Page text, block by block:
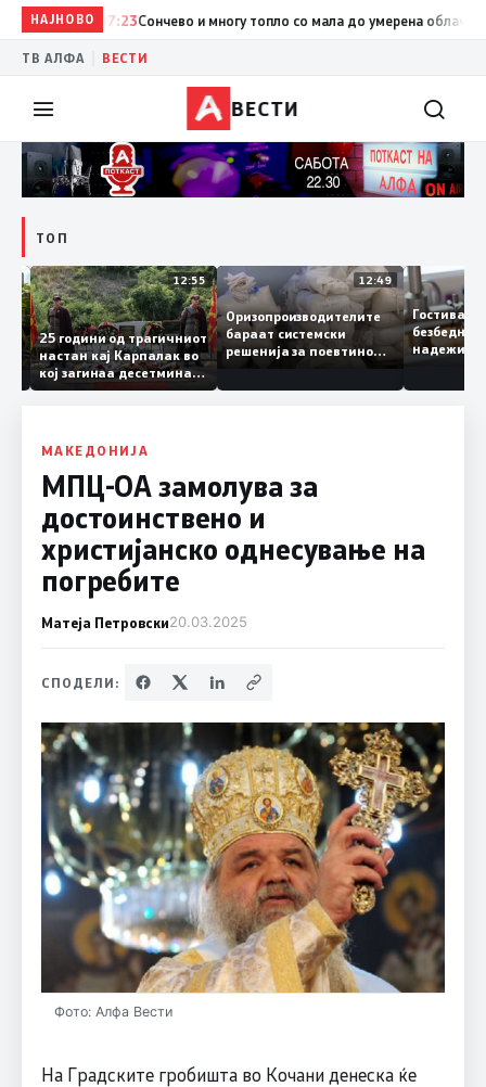
НАЈНОВО
07:23 Сончево и многу топло со мала до умерена облачност
ТВ АЛФА ВЕСТИ
ВЕСТИ
ТОП
13:04 12:55
25 години од трагичниот
настан кај Карпалак во
кој загинаа десетмина
македонски бранители
12:49
Оризопроизводителите
бараат системски
решенија за поевтино
производство
МАКЕДОНИЈА
МПЦ-ОА замолува за
достоинствено и
христијанско однесување на
погребите
Матеја Петровски20.03.2025
СПОДЕЛИ:
Фото: Алфа Вести
На Градските гробишта во Кочани денеска ќе